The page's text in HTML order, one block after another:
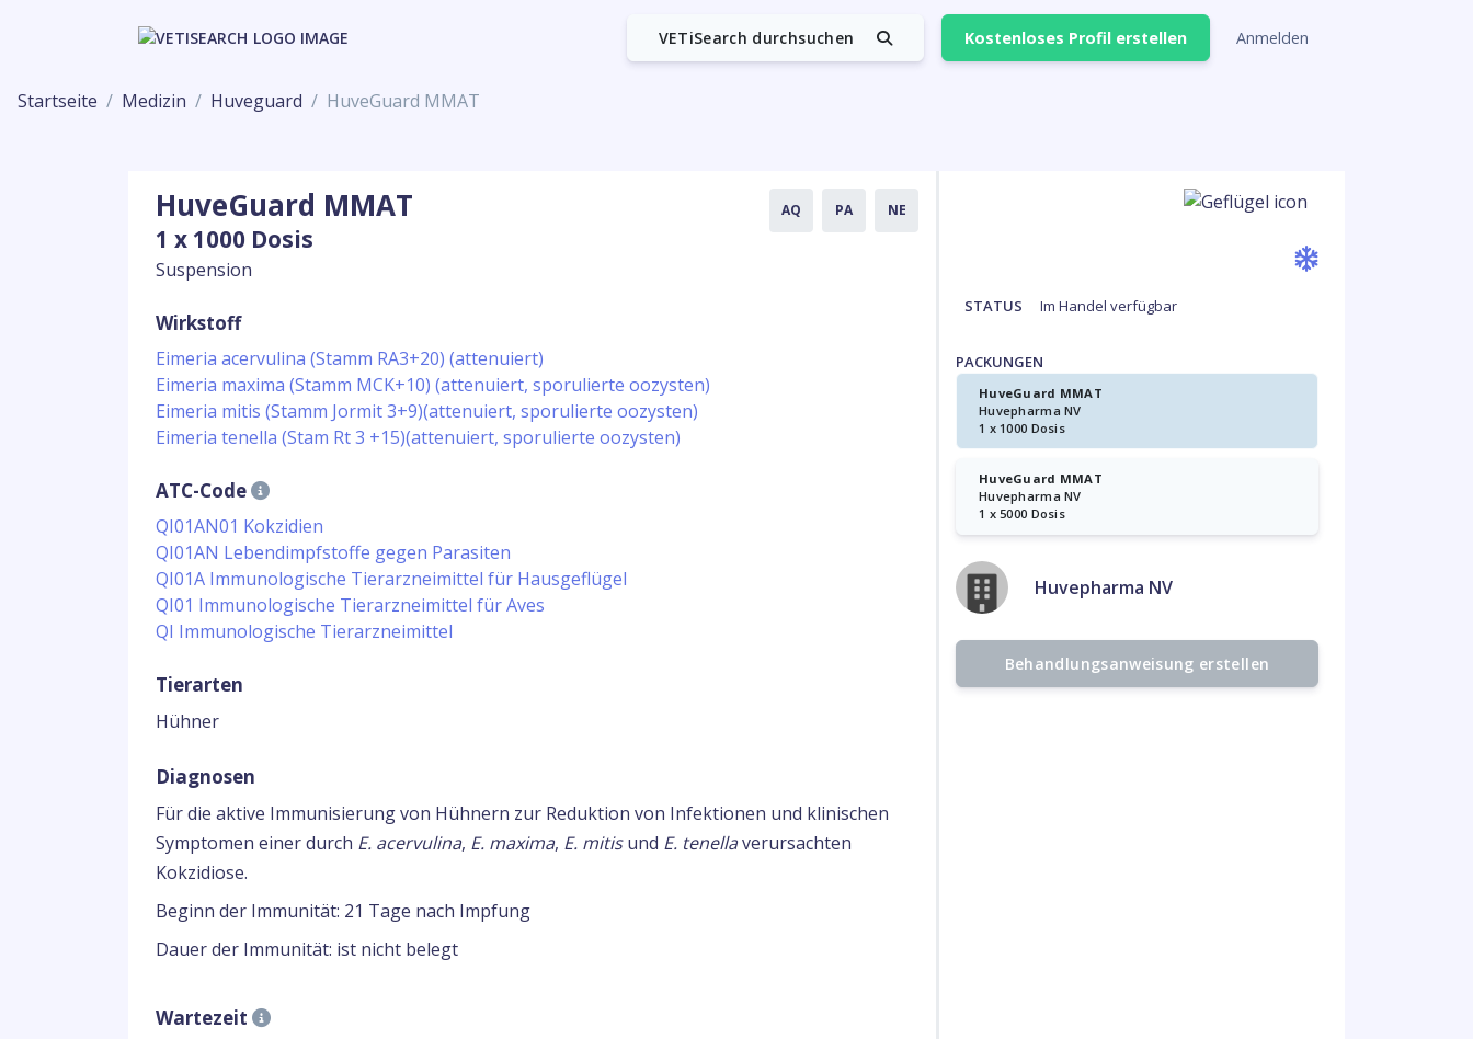
VETiSearch durchsuchen Kostenloses Profil erstellen Anmelden
Startseite Medizin Huveguard HuveGuard MMAT
HuveGuard MMAT
1 x 1000 Dosis
Suspension
AQ PA NE
Wirkstoff
Eimeria acervulina (Stamm RA3+20) (attenuiert)
Eimeria maxima (Stamm MCK+10) (attenuiert, sporulierte oozysten)
Eimeria mitis (Stamm Jormit 3+9)(attenuiert, sporulierte oozysten)
Eimeria tenella (Stam Rt 3 +15)(attenuiert, sporulierte oozysten)
ATC-Code
QI01AN01 Kokzidien
QI01AN Lebendimpfstoffe gegen Parasiten
QI01A Immunologische Tierarzneimittel für Hausgeflügel
QI01 Immunologische Tierarzneimittel für Aves
QI Immunologische Tierarzneimittel
Tierarten
Hühner
Diagnosen
Für die aktive Immunisierung von Hühnern zur Reduktion von Infektionen und klinischen
Symptomen einer durch E. acervulina, E. maxima, E. mitisund E. tenellaverursachten
Kokzidiose.
Beginn der Immunität: 21 Tage nach Impfung
Dauer der Immunität: ist nicht belegt
Wartezeit
STATUS Im Handel verfügbar
PACKUNGEN
HuveGuard MMAT
Huvepharma NV
1 x 1000 Dosis
HuveGuard MMAT
Huvepharma NV
1 x 5000 Dosis
Huvepharma NV
Behandlungsanweisung erstellen